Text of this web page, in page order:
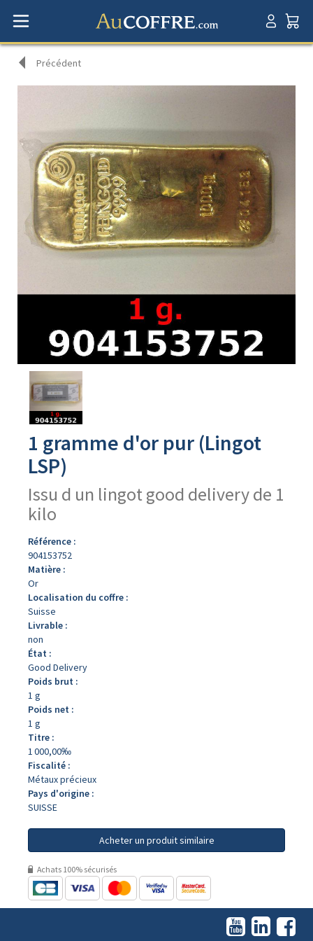
Précédent
Avers
produit
1 gramme d'or pur (Lingot
LSP)
Issu d un lingot good delivery de 1
kilo
Référence :
904153752
Matière :
Or
Localisation du coffre :
Suisse
Livrable :
non
État :
Good Delivery
Poids brut :
1 g
Poids net :
1 g
Titre :
1 000,00‰
Fiscalité :
Métaux précieux
Pays d'origine :
SUISSE
Acheter un produit similaire
Achats 100% sécurisés